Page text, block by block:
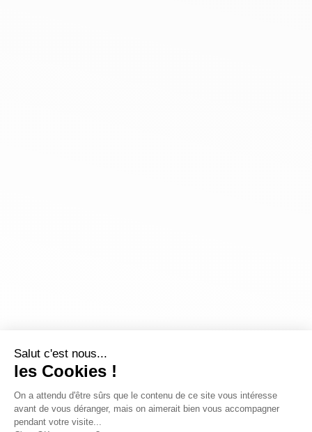
Salut c'est nous...
les Cookies !
On a attendu d'être sûrs que le contenu de ce site vous intéresse
avant de vous déranger, mais on aimerait bien vous accompagner
pendant votre visite...